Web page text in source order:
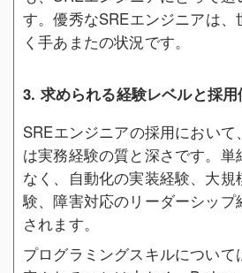
す。優秀なSREエンジニアは、
く手あまたの状況です。
3. 求められる経験レベルと採用
SREエンジニアの採用におい
は実務経験の質と深さです。
なく、自動化の実装経験、大規
験、障害対応のリーダーシップ
されます。
プログラミングスキルについて